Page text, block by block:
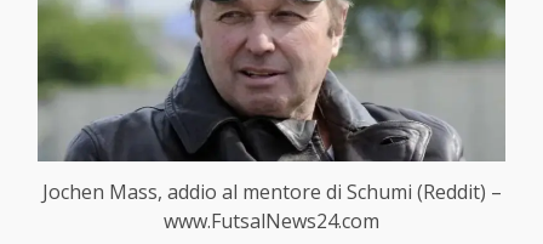
Jochen Mass, addio al mentore di Schumi (Reddit) –
www.FutsalNews24.com